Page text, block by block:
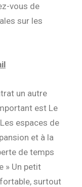
vous de
sur les
un autre
est Le
espaces de
et à la
de temps
» Un petit
surtout